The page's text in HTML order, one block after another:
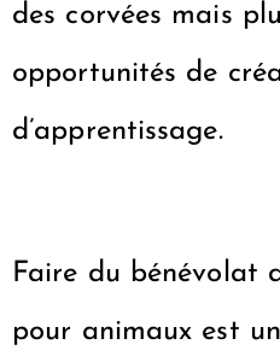
des corvées mais
opportunités de
d’apprentissage.
Faire du bénévolat
pour animaux est